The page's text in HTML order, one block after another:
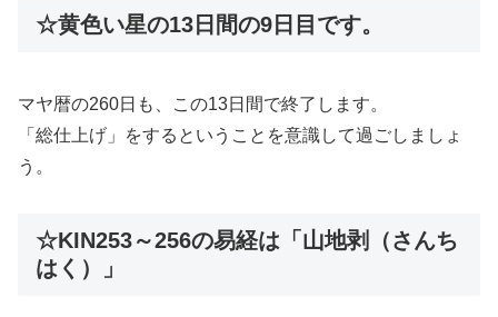
☆黄色い星の13日間の9日目です。
マヤ暦の260日も、この13日間で終了します。
「総仕上げ」をするということを意識して過ごしましょ
う。
☆KIN253～256の易経は「山地剥（さんち
はく）」